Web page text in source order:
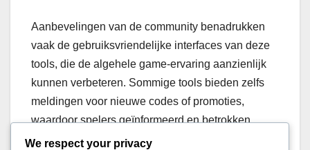
Aanbevelingen van de community benadrukken
vaak de gebruiksvriendelijke interfaces van deze
tools, die de algehele game-ervaring aanzienlijk
kunnen verbeteren. Sommige tools bieden zelfs
meldingen voor nieuwe codes of promoties,
waardoor spelers geïnformeerd en betrokken
blijven.
We respect your privacy